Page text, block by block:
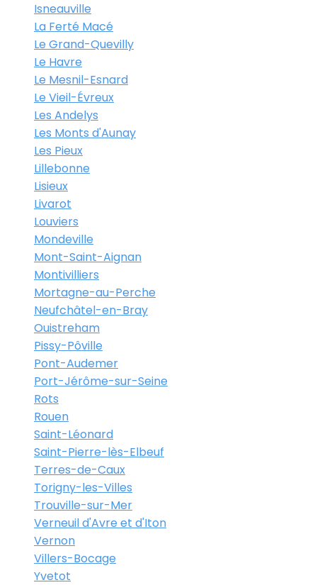
Isneauville
La Ferté Macé
Le Grand-Quevilly
Le Havre
Le Mesnil-Esnard
Le Vieil-Évreux
Les Andelys
Les Monts d'Aunay
Les Pieux
Lillebonne
Lisieux
Livarot
Louviers
Mondeville
Mont-Saint-Aignan
Montivilliers
Mortagne-au-Perche
Neufchâtel-en-Bray
Ouistreham
Pissy-Pôville
Pont-Audemer
Port-Jérôme-sur-Seine
Rots
Rouen
Saint-Léonard
Saint-Pierre-lès-Elbeuf
Terres-de-Caux
Torigny-les-Villes
Trouville-sur-Mer
Verneuil d'Avre et d'Iton
Vernon
Villers-Bocage
Yvetot